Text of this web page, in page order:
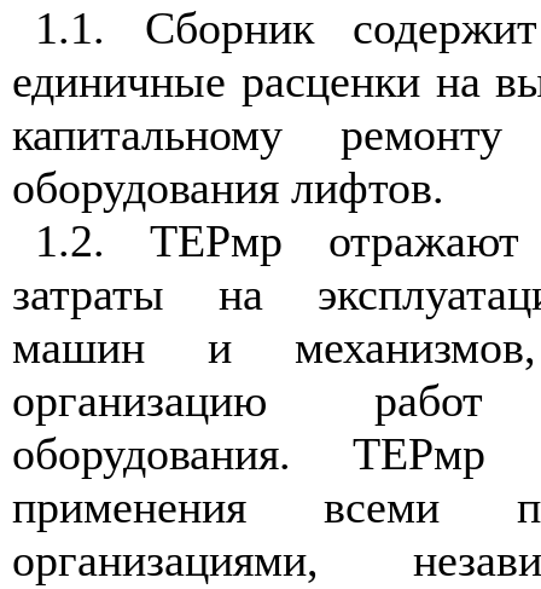
1.1. Сборник
единичные расценки на
капитальному
оборудования лифтов.
1.2. ТЕРмр отражают
затраты на
машин и
организацию
оборудования. ТЕРмр
применения всеми
организациями,